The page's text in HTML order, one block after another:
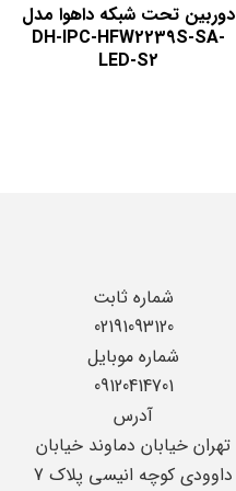
دوربین تحت شبکه داهوا مدل
DH-IPC-HFW2239S-SA-
LED-S2
شماره ثابت
02191093120
شماره موبایل
09120414701
آدرس
تهران خیابان دماوند خیابان
داوودی کوچه انیسی پلاک 7